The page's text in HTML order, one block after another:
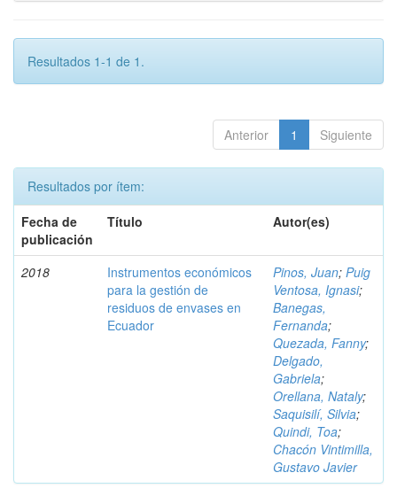
Resultados 1-1 de 1.
Anterior 1 Siguiente
Resultados por ítem:
Fecha de
publicación
Título Autor(es)
2018
Instrumentos económicos
para la gestión de
residuos de envases en
Ecuador
Pinos, Juan; Puig
Ventosa, Ignasi;
Banegas,
Fernanda;
Quezada, Fanny;
Delgado,
Gabriela;
Orellana, Nataly;
Saquisilí, Silvia;
Quindi, Toa;
Chacón Vintimilla,
Gustavo Javier